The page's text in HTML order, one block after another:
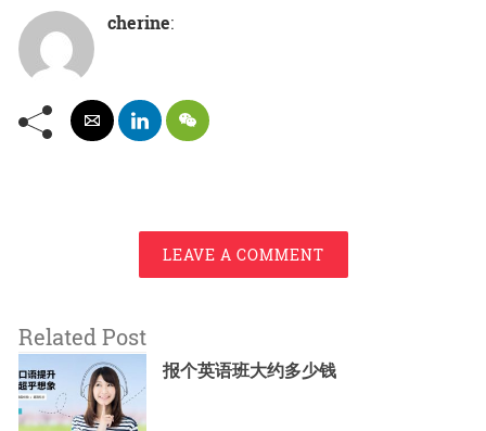
cherine:
LEAVE A COMMENT
Related Post
报个英语班大约多少钱